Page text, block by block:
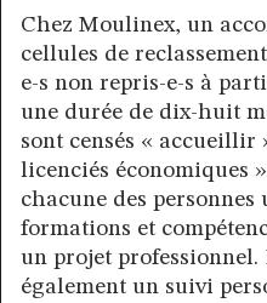
Chez Moulinex, un
cellules de
e-s non repris-e-s à
une durée de dix-huit
sont censés « accueillir
licenciés économiques
chacune des
formations et
un projet professionnel.
également un suivi